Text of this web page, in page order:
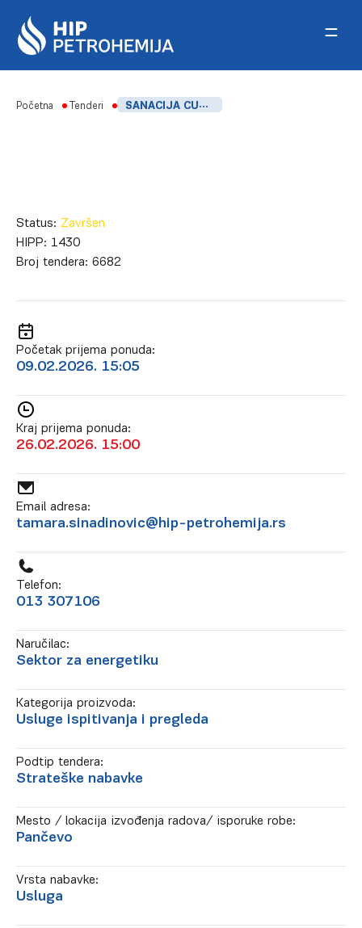
Početna Tenderi SANACIJA CURENJA ULJA NA TRANSFORMATORIMA T1 I T2 220/35/6KV
Status: Završen
HIPP: 1430
Broj tendera: 6682
Početak prijema ponuda:
09.02.2026. 15:05
Kraj prijema ponuda:
26.02.2026. 15:00
Email adresa:
tamara.sinadinovic@hip-petrohemija.rs
Telefon:
013 307106
Naručilac:
Sektor za energetiku
Kategorija proizvoda:
Usluge ispitivanja i pregleda
Podtip tendera:
Strateške nabavke
Mesto / lokacija izvođenja radova/ isporuke robe:
Pančevo
Vrsta nabavke:
Usluga